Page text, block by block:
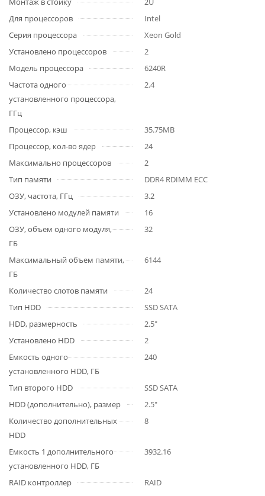
Для процессоров
Intel
Серия процессора
Xeon Gold
Установлено процессоров
2
Модель процессора
6240R
Частота одного
установленного процессора,
ГГц
2.4
Процессор, кэш
35.75MB
Процессор, кол-во ядер
24
Максимально процессоров
2
Тип памяти
DDR4 RDIMM ECC
ОЗУ, частота, ГГц
3.2
Установлено модулей памяти
16
ОЗУ, объем одного модуля,
ГБ
32
Максимальный объем памяти,
ГБ
6144
Количество слотов памяти
24
Тип HDD
SSD SATA
HDD, размерность
2.5"
Установлено HDD
2
Емкость одного
установленного HDD, ГБ
240
Тип второго HDD
SSD SATA
HDD (дополнительно), размер
2.5"
Количество дополнительных
HDD
8
Емкость 1 дополнительного
установленного HDD, ГБ
3932.16
RAID контроллер
RAID